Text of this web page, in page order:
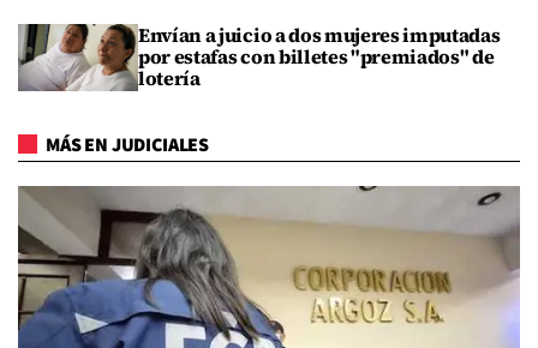
Envían a juicio a dos mujeres imputadas
por estafas con billetes "premiados" de
lotería
MÁS EN JUDICIALES